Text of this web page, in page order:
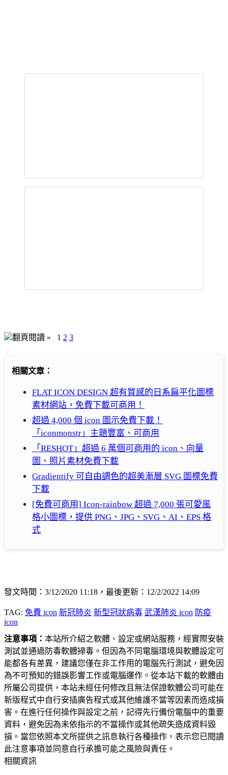
翻頁閱讀 » 1 2 3
相關文章：
FLAT ICON DESIGN 超有質感的日系扁平化圖標
素材網站，免費下載可商用！
超過 4,000 個 icon 圖示免費下載！
「iconmonstr」主題豐富、可商用
「RESHOT」超過 6 萬個可商用的 icon、向量
圖、照片素材免費下載
Gradientify 可自由調色的超美漸層 SVG 圖標免費
下載
[免費可商用] Icon-rainbow 超過 7,000 張可愛風
格小圖標，提供 PNG、JPG、SVG、AI、EPS 格
式
發文時間：3/12/2020 11:18，最後更新：12/2/2022 14:09
TAG: 免費 icon 新冠肺炎 新型冠狀病毒 武漢肺炎 icon 防疫
icon
注意事項： 本站所介紹之軟體、設定或網站服務，經實際安裝
測試並通過防毒軟體掃毒。但因為不同電腦環境與軟體設定可
能都各有差異，建議您僅在非工作用的電腦先行測試，避免因
為不可預知的錯誤影響工作或電腦運作。從本站下載的軟體由
所屬公司提供，本站未經任何修改且無法保證軟體公司可能在
新版程式中自行安插廣告程式或其他維護不當等因素而造成損
害。在進行任何操作與設定之前，記得先行備份電腦中的重要
資料，避免因為未依指示的不當操作或其他疏失造成資料毀
損。當您依照本文所提供之訊息執行各種操作，表示您已閱讀
此注意事項並同意自行承擔可能之風險與責任。
相關資訊